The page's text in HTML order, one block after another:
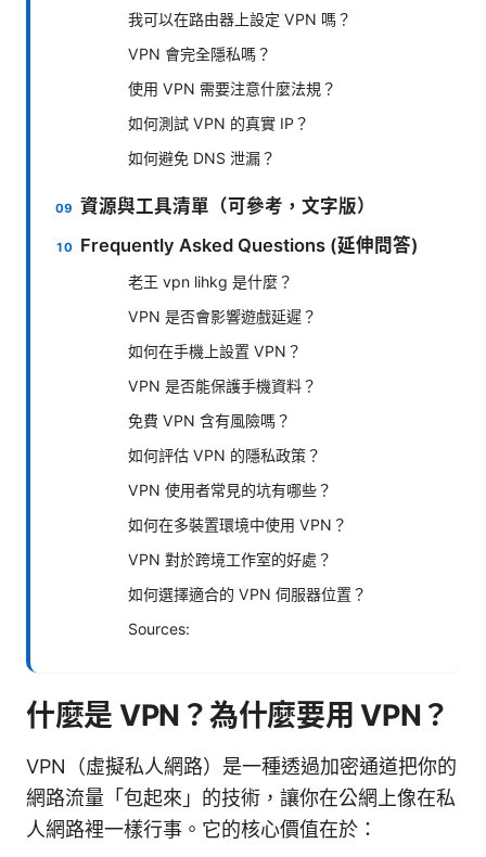
我可以在路由器上設定 VPN 嗎？
VPN 會完全隱私嗎？
使用 VPN 需要注意什麼法規？
如何測試 VPN 的真實 IP？
如何避免 DNS 泄漏？
資源與工具清單（可參考，文字版）
Frequently Asked Questions (延伸問答)
老王 vpn lihkg 是什麼？
VPN 是否會影響遊戲延遲？
如何在手機上設置 VPN？
VPN 是否能保護手機資料？
免費 VPN 含有風險嗎？
如何評估 VPN 的隱私政策？
VPN 使用者常見的坑有哪些？
如何在多裝置環境中使用 VPN？
VPN 對於跨境工作室的好處？
如何選擇適合的 VPN 伺服器位置？
Sources:
什麼是 VPN？為什麼要用 VPN？
VPN（虛擬私人網路）是一種透過加密通道把你的
網路流量「包起來」的技術，讓你在公網上像在私
人網路裡一樣行事。它的核心價值在於：